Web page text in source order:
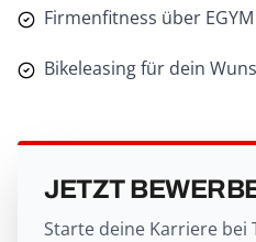
Firmenfitness über
Bikeleasing für dein
JETZT
Starte deine Karriere bei